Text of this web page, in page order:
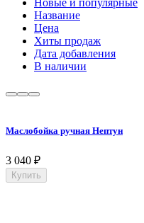
Название
Цена
Хиты продаж
Дата добавления
В наличии
Маслобойка ручная Нептун
3 040 ₽
Купить